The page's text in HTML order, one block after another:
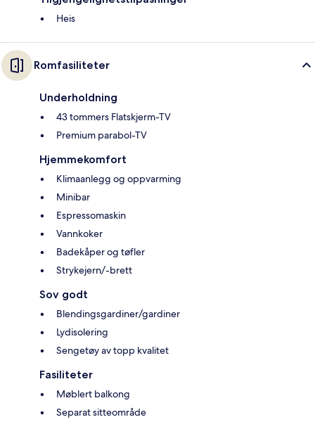
Heis
Romfasiliteter
Underholdning
43 tommers Flatskjerm-TV
Premium parabol-TV
Hjemmekomfort
Klimaanlegg og oppvarming
Minibar
Espressomaskin
Vannkoker
Badekåper og tøfler
Strykejern/-brett
Sov godt
Blendingsgardiner/gardiner
Lydisolering
Sengetøy av topp kvalitet
Fasiliteter
Møblert balkong
Separat sitteområde